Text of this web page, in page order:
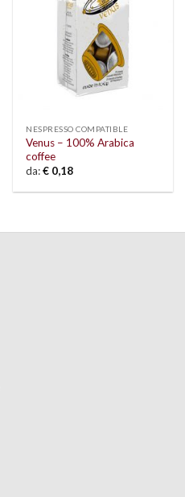
NESPRESSO COMPATIBLE
Venus – 100% Arabica
coffee
da:€ 0,18